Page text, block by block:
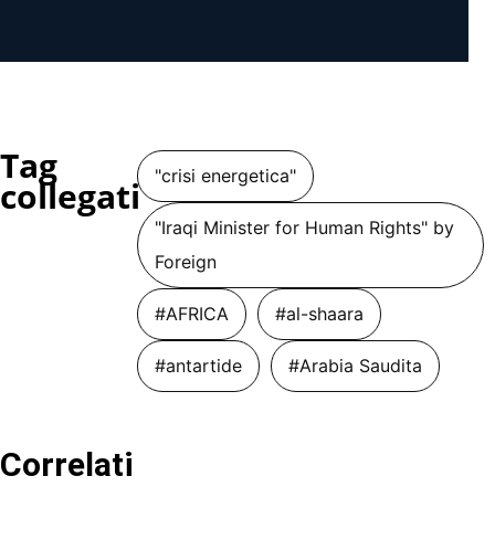
Tag
collegati "crisi energetica"
"Iraqi Minister for Human Rights" by
Foreign
#AFRICA #al-shaara
#antartide #Arabia Saudita
Correlati